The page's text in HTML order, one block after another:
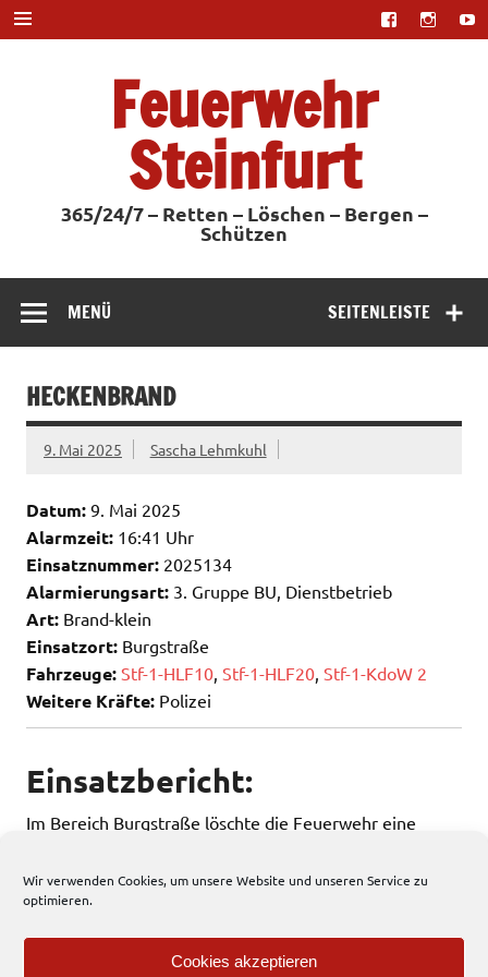
Wir verwenden Cookies, um unsere Website und unseren Service zu
optimieren.
Cookies akzeptieren
Zum
Inhalt
springen
Feuerwehr
Steinfurt
365/24/7 – Retten – Löschen – Bergen –
Schützen
SEITENLEISTE
MENÜ
HECKENBRAND
9. Mai 2025 Sascha Lehmkuhl
Datum: 9. Mai 2025
Alarmzeit: 16:41 Uhr
Einsatznummer: 2025134
Alarmierungsart: 3. Gruppe BU, Dienstbetrieb
Art: Brand-klein
Einsatzort: Burgstraße
Fahrzeuge: Stf-1-HLF10 Stf-1-HLF20 Stf-1-KdoW 2
Weitere Kräfte: Polizei
Einsatzbericht:
Im Bereich Burgstraße löschte die Feuerwehr eine
58 total views